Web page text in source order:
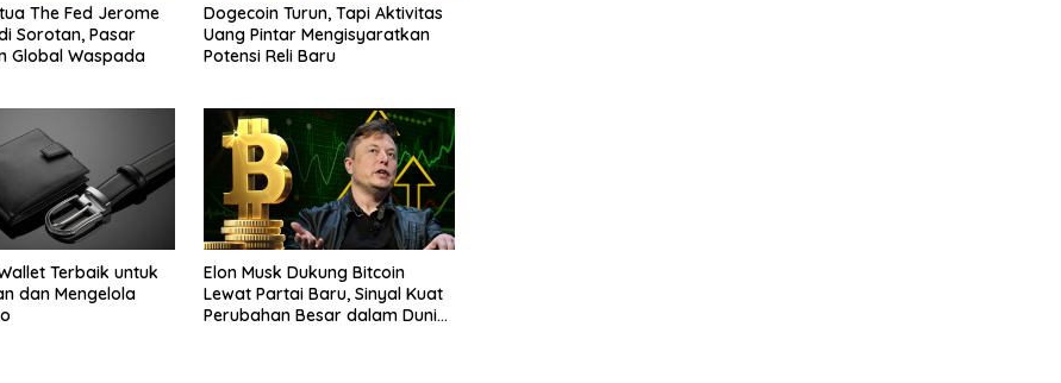
The Fed Jerome
Sorotan, Pasar
Global Waspada
Dogecoin Turun, Tapi Aktivitas
Uang Pintar Mengisyaratkan
Potensi Reli Baru
Terbaik untuk
dan Mengelola
Elon Musk Dukung Bitcoin
Lewat Partai Baru, Sinyal Kuat
Perubahan Besar dalam Dunia